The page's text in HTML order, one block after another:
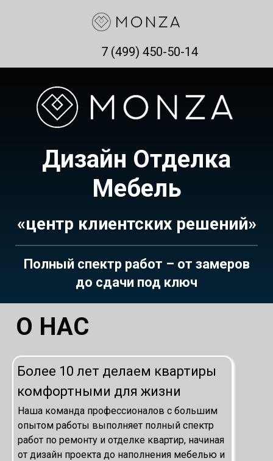
7 (499) 450-50-14
Дизайн Отделка
Мебель
«центр клиентских решений»
Полный спектр работ – от замеров
до сдачи под ключ
Наша команда профессионалов с большим
опытом работы выполняет полный спектр
работ по ремонту и отделке квартир, начиная
от дизайн проекта до наполнения мебелью и
О НАС
Более 10 лет делаем квартиры
комфортными для жизни